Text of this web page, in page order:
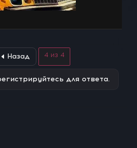
Назад 4 из 4
для ответа.